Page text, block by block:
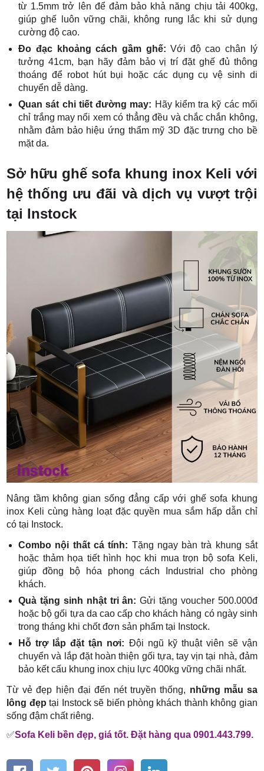
từ 1.5mm trở lên để đảm bảo khả năng chịu tải 400kg,
giúp ghế luôn vững chãi, không rung lắc khi sử dụng
cường độ cao.
Đo đạc khoảng cách gầm ghế: Với độ cao chân lý
tưởng 41cm, bạn hãy đảm bảo vị trí đặt ghế đủ thông
thoáng để robot hút bụi hoặc các dụng cụ vệ sinh di
chuyển dễ dàng.
Quan sát chi tiết đường may: Hãy kiểm tra kỹ các mối
chỉ trắng may nổi xem có thẳng đều và chắc chắn không,
nhằm đảm bảo hiệu ứng thẩm mỹ 3D đặc trưng cho bề
mặt da.
Sở hữu ghế sofa khung inox Keli với
hệ thống ưu đãi và dịch vụ vượt trội
tại Instock
Nâng tầm không gian sống đẳng cấp với ghế sofa khung
inox Keli cùng hàng loạt đặc quyền mua sắm hấp dẫn chỉ
có tại Instock.
Combo nội thất cá tính: Tặng ngay bàn trà khung sắt
hoặc thảm họa tiết hình học khi mua trọn bộ sofa Keli,
giúp đồng bộ hóa phong cách Industrial cho phòng
khách.
Quà tặng sinh nhật tri ân: Gửi tặng voucher 500.000đ
hoặc bộ gối tựa da cao cấp cho khách hàng có ngày sinh
trong tháng khi chốt đơn sản phẩm tại Instock.
Hỗ trợ lắp đặt tận nơi: Đội ngũ kỹ thuật viên sẽ vận
chuyển và lắp đặt hoàn thiện gối tựa, tay vịn tại nhà, đảm
bảo kết cấu khung inox chịu lực 400kg vững chãi nhất.
Từ vẻ đẹp hiện đại đến nét truyền thống, những mẫu sa
lông đẹp tại Instock sẽ biến phòng khách thành không gian
sống đậm chất riêng.
✅Sofa Keli bền đẹp, giá tốt. Đặt hàng qua 0901.443.799.